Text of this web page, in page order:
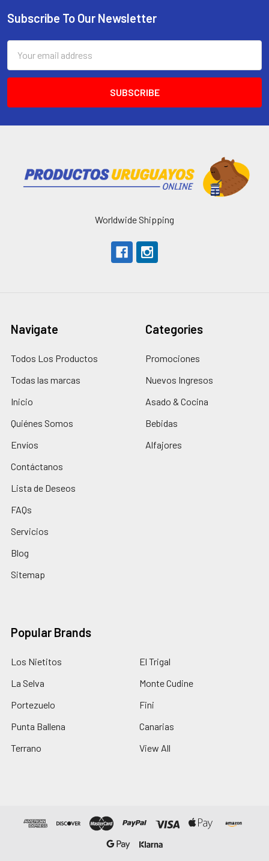
Subscribe To Our Newsletter
Address
Worldwide Shipping
Navigate
Todos Los Productos
Todas las marcas
Inicio
Quiénes Somos
Envíos
Contáctanos
Lista de Deseos
FAQs
Servicios
Blog
Sitemap
Categories
Promociones
Nuevos Ingresos
Asado & Cocina
Bebidas
Alfajores
Popular Brands
Los Nietitos
La Selva
Portezuelo
Punta Ballena
Terrano
El Trigal
Monte Cudine
Fini
Canarias
View All